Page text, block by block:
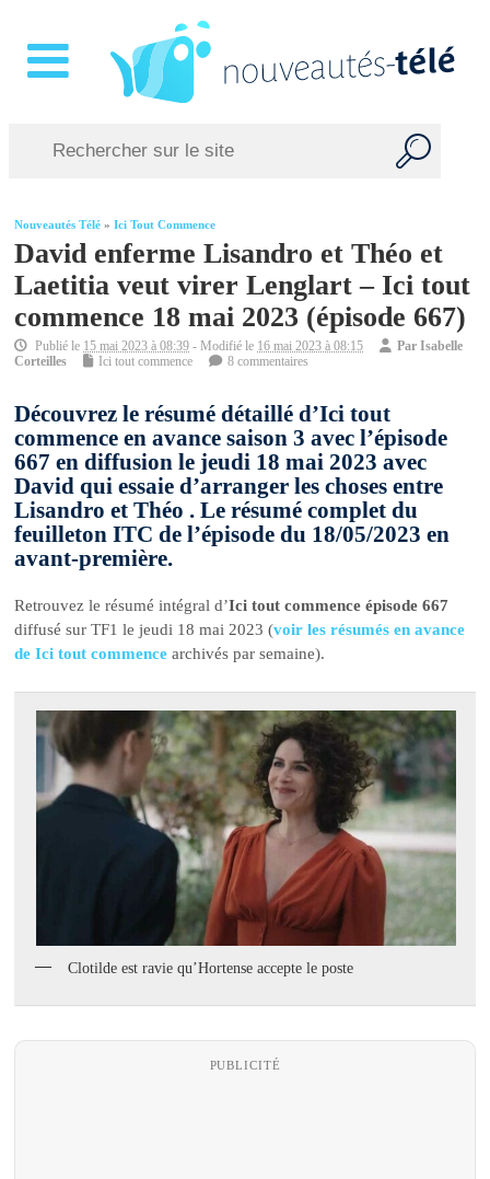
Nouveautés Télé »Ici Tout Commence
David enferme Lisandro et Théo et
Laetitia veut virer Lenglart – Ici tout
commence 18 mai 2023 (épisode 667)
Publié le 15 mai 2023 à 08:39 - Modifié le 16 mai 2023 à 08:15 ParIsabelle
Corteilles
Ici tout commence 8 commentaires
Découvrez le résumé détaillé d’Ici tout
commence en avance saison 3 avec l’épisode
667 en diffusion le jeudi 18 mai 2023 avec
David qui essaie d’arranger les choses entre
Lisandro et Théo . Le résumé complet du
feuilleton ITC de l’épisode du 18/05/2023 en
avant-première.
Retrouvez le résumé intégral d’Ici tout commence épisode 667
diffusé sur TF1 le jeudi 18 mai 2023 (voir les résumés en avance
de Ici tout commencearchivés par semaine).
Clotilde est ravie qu’Hortense accepte le poste
PUBLICITÉ